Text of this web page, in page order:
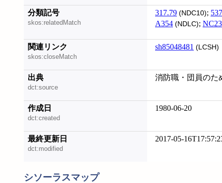
分類記号
skos:relatedMatch
317.79 (NDC10);
A354 (NDLC); NC23
関連リンク
skos:closeMatch
sh85048481 (LCSH)
出典
dct:source
消防職・団員のた
作成日
dct:created
1980-06-20
最終更新日
dct:modified
2017-05-
シソーラスマップ